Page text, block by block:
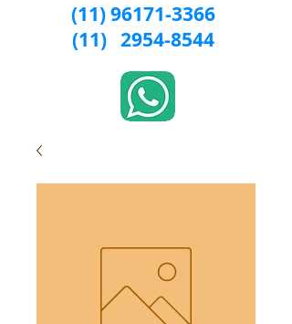
(11) 96171-3366
(11) 2954-8544